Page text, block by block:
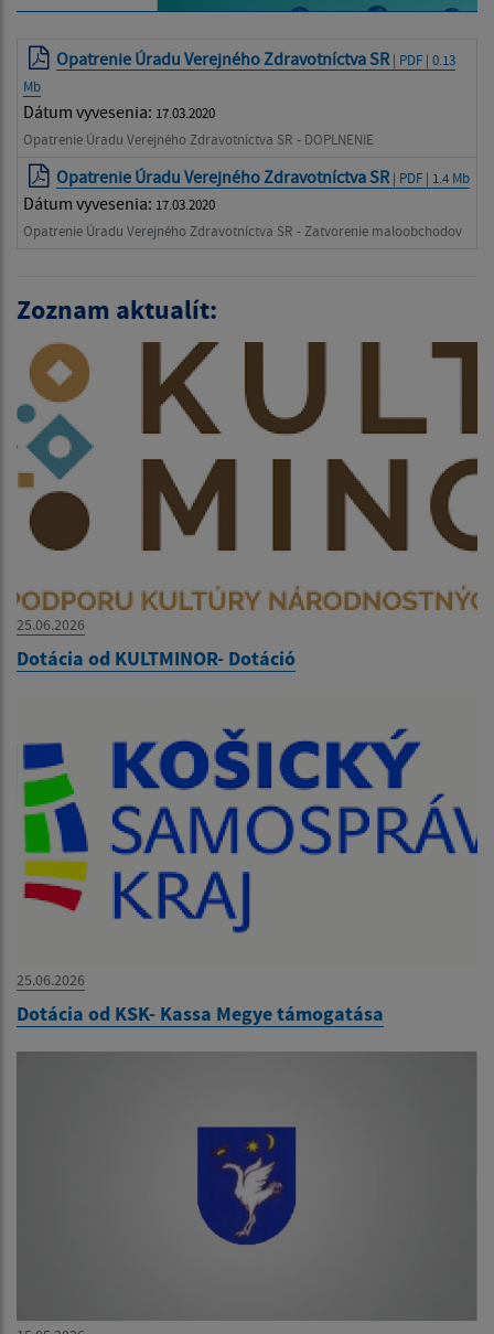
Opatrenie Úradu Verejného Zdravotníctva SR | PDF | 0.13
Mb
Dátum vyvesenia: 17.03.2020
Opatrenie Úradu Verejného Zdravotníctva SR - DOPLNENIE
Opatrenie Úradu Verejného Zdravotníctva SR | PDF | 1.4 Mb
Dátum vyvesenia: 17.03.2020
Opatrenie Úradu Verejného Zdravotníctva SR - Zatvorenie maloobchodov
Zoznam aktualít:
25.06.2026
Dotácia od KULTMINOR- Dotáció
25.06.2026
Dotácia od KSK- Kassa Megye támogatása